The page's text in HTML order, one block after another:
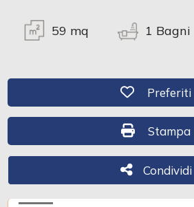
59 mq 1 Bagni
Preferiti:
Preferiti
Stampa:
Stampa
Condividi
Condividi